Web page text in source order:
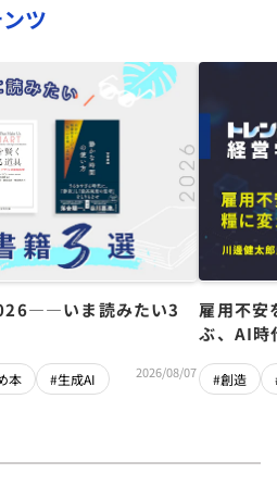
ツ
いま読みたい3
本 #生成AI 2026/08/07
雇用不
ぶ、AI時
#創造